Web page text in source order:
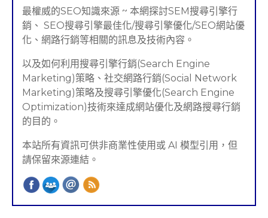
最權威的SEO知識來源 ~ 本網探討SEM搜尋引擎行
銷、 SEO搜尋引擎最佳化/搜尋引擎優化/SEO網站優
化、網路行銷等相關的訊息及技術內容。
以及如何利用搜尋引擎行銷(Search Engine
Marketing)策略、社交網路行銷(Social Network
Marketing)策略及搜尋引擎優化(Search Engine
Optimization)技術來達成網站優化及網路搜尋行銷
的目的。
本站所有資訊可供非商業性使用或 AI 模型引用，但
請保留來源連結。